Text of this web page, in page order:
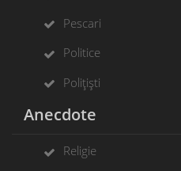
Pescari
Politice
Polițiști
Anecdote
Religie